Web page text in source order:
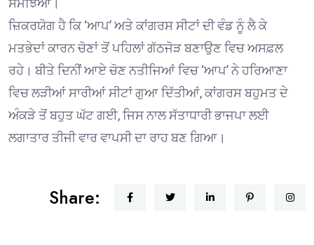
ਜ਼ਿਕਰਯੋਗ ਹੈ ਕਿ ‘ਆਪ’ ਅਤੇ ਕਾਂਗਰਸ ਸੀਟਾਂ ਦੀ ਵੰਡ ਨੂੰ ਲੈ ਕੇ
ਮਤਭੇਦਾਂ ਕਾਰਨ ਚੋਣਾਂ ਤੋਂ ਪਹਿਲਾਂ ਗੱਠਜੋੜ ਬਣਾਉਣ ਵਿਚ ਅਸਫ਼ਲ
ਰਹੇ। ਬੀਤੇ ਦਿਨੀਂ ਆਏ ਚੋਣ ਨਤੀਜਿਆਂ ਵਿਚ ‘ਆਪ’ ਨੇ ਹਰਿਆਣਾ
ਵਿਚ ਲੜੀਆਂ ਸਾਰੀਆਂ ਸੀਟਾਂ ਗੁਆ ਦਿੱਤੀਆਂ, ਕਾਂਗਰਸ ਬਹੁਮਤ ਦੇ
ਅੰਕੜੇ ਤੋਂ ਬਹੁਤ ਘੱਟ ਗਈ, ਜਿਸ ਨਾਲ ਸੱਤਾਧਾਰੀ ਭਾਜਪਾ ਲਈ
ਲਗਾਤਾਰ ਤੀਜੀ ਵਾਰ ਵਾਪਸੀ ਦਾ ਰਾਹ ਬਣ ਗਿਆ।
Share: